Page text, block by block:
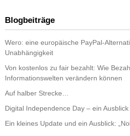
Blogbeiträge
Wero: eine europäische PayPal-
Unabhängigkeit
Von kostenlos zu fair bezahlt: Wie
Informationswelten verändern können
Auf halber Strecke…
Digital Independence Day – ein
Ein kleines Update und ein Ausblick: